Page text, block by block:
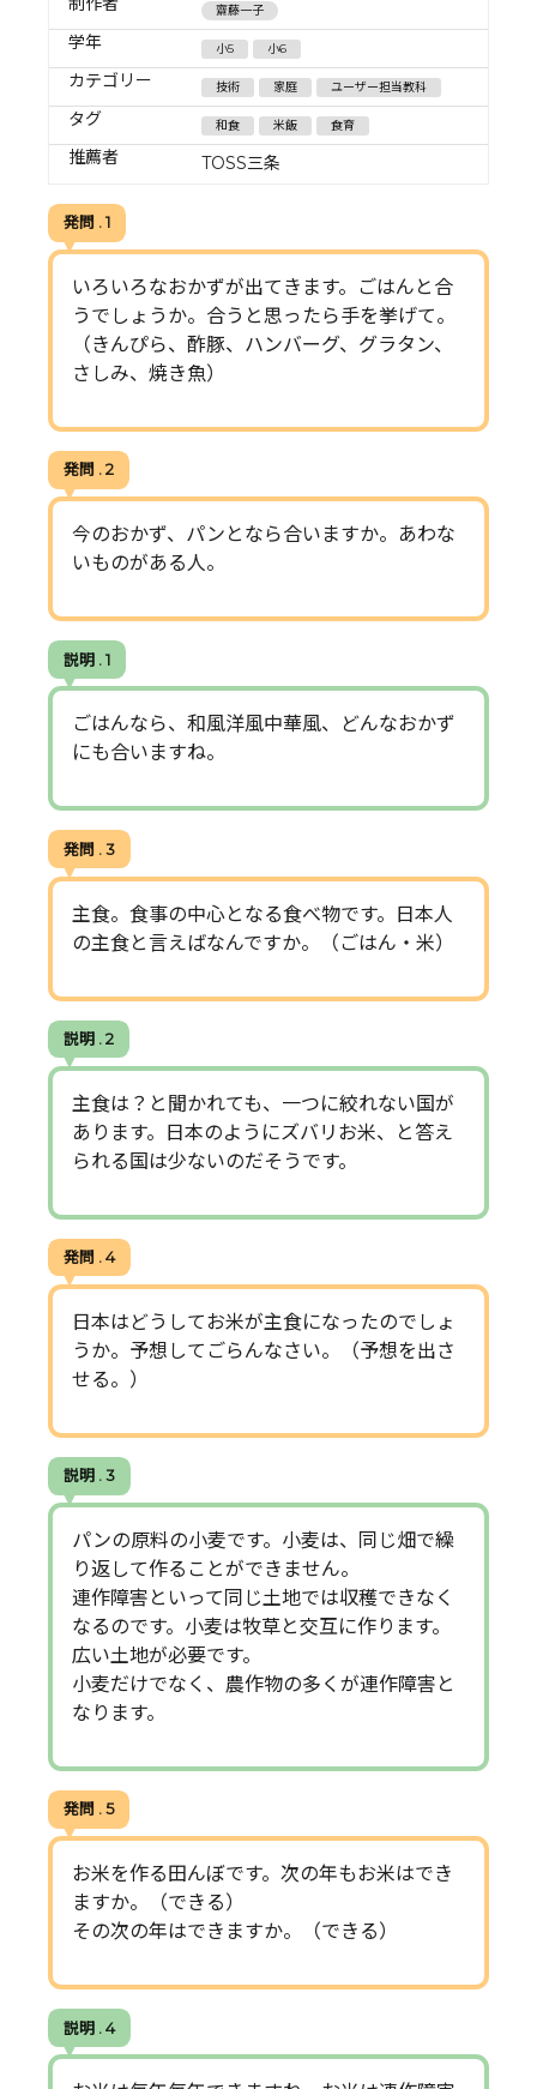
齋藤一子
学年 小5 小6
カテゴリー 技術 家庭 ユーザー担当教科
タグ 和食 米飯 食育
推薦者 TOSS三条
発問 . 1
いろいろなおかずが出てきます。ごはんと合
うでしょうか。合うと思ったら手を挙げて。
（きんぴら、酢豚、ハンバーグ、グラタン、
さしみ、焼き魚）
発問 . 2
今のおかず、パンとなら合いますか。あわな
いものがある人。
説明 . 1
ごはんなら、和風洋風中華風、どんなおかず
にも合いますね。
発問 . 3
主食。食事の中心となる食べ物です。日本人
の主食と言えばなんですか。（ごはん・米）
説明 . 2
主食は？と聞かれても、一つに絞れない国が
あります。日本のようにズバリお米、と答え
られる国は少ないのだそうです。
発問 . 4
日本はどうしてお米が主食になったのでしょ
うか。予想してごらんなさい。（予想を出さ
せる。）
説明 . 3
パンの原料の小麦です。小麦は、同じ畑で繰
り返して作ることができません。
連作障害といって同じ土地では収穫できなく
なるのです。小麦は牧草と交互に作ります。
広い土地が必要です。
小麦だけでなく、農作物の多くが連作障害と
なります。
発問 . 5
お米を作る田んぼです。次の年もお米はでき
ますか。（できる）
その次の年はできますか。（できる）
説明 . 4